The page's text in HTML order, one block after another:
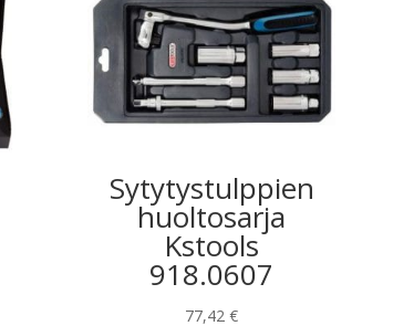
Sytytystulppien
huoltosarja
Kstools
918.0607
77,42€